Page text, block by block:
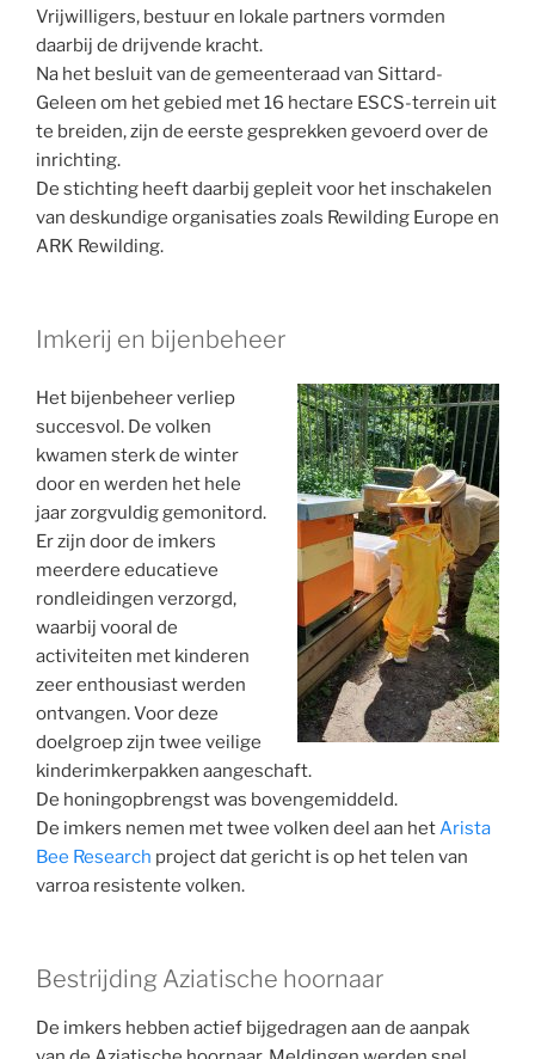
Vrijwilligers, bestuur en lokale partners vormden
daarbij de drijvende kracht.
Na het besluit van de gemeenteraad van Sittard-
Geleen om het gebied met 16 hectare ESCS-terrein uit
te breiden, zijn de eerste gesprekken gevoerd over de
inrichting.
De stichting heeft daarbij gepleit voor het inschakelen
van deskundige organisaties zoals Rewilding Europe en
ARK Rewilding.
Imkerij en bijenbeheer
Het bijenbeheer verliep
succesvol. De volken
kwamen sterk de winter
door en werden het hele
jaar zorgvuldig gemonitord.
Er zijn door de imkers
meerdere educatieve
rondleidingen verzorgd,
waarbij vooral de
activiteiten met kinderen
zeer enthousiast werden
ontvangen. Voor deze
doelgroep zijn twee veilige
kinderimkerpakken aangeschaft.
De honingopbrengst was bovengemiddeld.
De imkers nemen met twee volken deel aan hetArista
Bee Research project dat gericht is op het telen van
varroa resistente volken.
Bestrijding Aziatische hoornaar
De imkers hebben actief bijgedragen aan de aanpak